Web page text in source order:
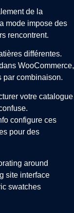
de la
mode impose des
rencontrent.
différentes.
WooCommerce,
par combinaison.
votre catalogue
configure ces
pour des